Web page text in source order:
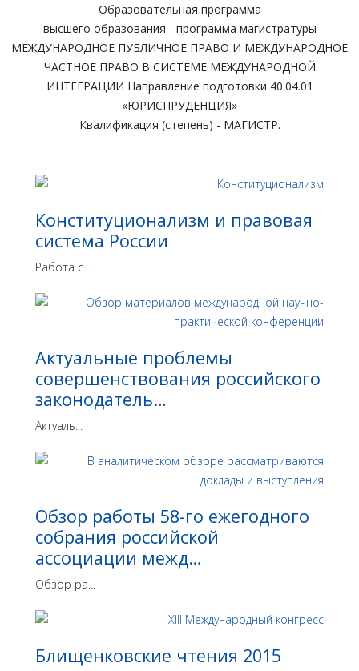
Образовательная программа
высшего образования - программа магистратуры
МЕЖДУНАРОДНОЕ ПУБЛИЧНОЕ ПРАВО И МЕЖДУНАРОДНОЕ
ЧАСТНОЕ ПРАВО В СИСТЕМЕ МЕЖДУНАРОДНОЙ
ИНТЕГРАЦИИ Направление подготовки 40.04.01
«ЮРИСПРУДЕНЦИЯ»
Квалификация (степень) - МАГИСТР.
Конституционализм и правовая
система России
Работа с...
Актуальные проблемы
совершенствования российского
законодатель…
Актуаль...
Обзор работы 58-го ежегодного
собрания российской
ассоциации межд…
Обзор ра...
Блищенковские чтения 2015